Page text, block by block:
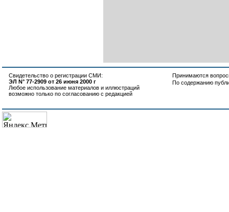
Свидетельство о регистрации СМИ:
ЭЛ N° 77-2909 от 26 июня 2000 г
Любое использование материалов и иллюстраций
возможно только по согласованию с редакцией
Принимаются
По содержанию